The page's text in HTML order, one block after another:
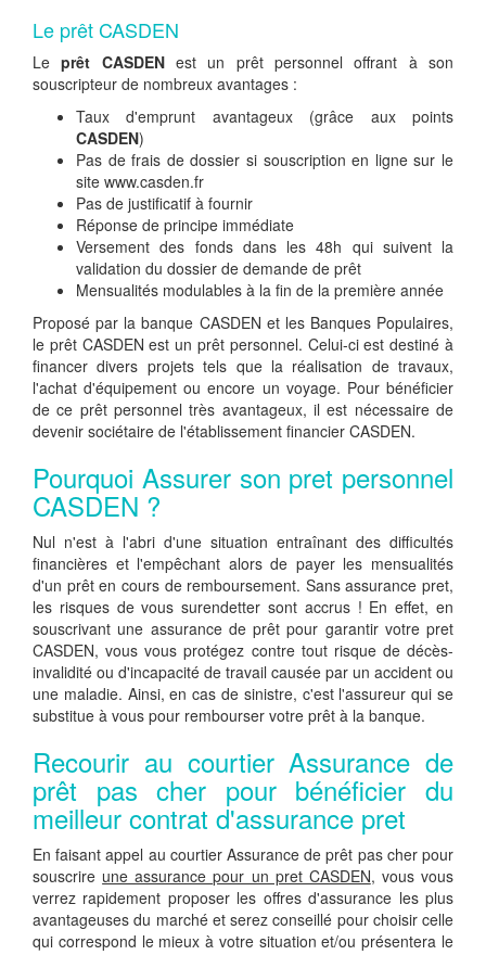
Le prêt CASDEN
Leprêt CASDENest un prêt personnel offrant à son
souscripteur de nombreux avantages :
Taux d'emprunt avantageux (grâce aux points
CASDEN)
Pas de frais de dossier si souscription en ligne sur le
site www.casden.fr
Pas de justificatif à fournir
Réponse de principe immédiate
Versement des fonds dans les 48h qui suivent la
validation du dossier de demande de prêt
Mensualités modulables à la fin de la première année
Proposé par la banque CASDEN et les Banques Populaires,
le prêt CASDEN est un prêt personnel. Celui-ci est destiné à
financer divers projets tels que la réalisation de travaux,
l'achat d'équipement ou encore un voyage. Pour bénéficier
de ce prêt personnel très avantageux, il est nécessaire de
devenir sociétaire de l'établissement financier CASDEN.
Pourquoi Assurer son pret personnel
CASDEN ?
Nul n'est à l'abri d'une situation entraînant des difficultés
financières et l'empêchant alors de payer les mensualités
d'un prêt en cours de remboursement. Sans assurance pret,
les risques de vous surendetter sont accrus ! En effet, en
souscrivant une assurance de prêt pour garantir votre pret
CASDEN, vous vous protégez contre tout risque de décès-
invalidité ou d'incapacité de travail causée par un accident ou
une maladie. Ainsi, en cas de sinistre, c'est l'assureur qui se
substitue à vous pour rembourser votre prêt à la banque.
Recourir au courtier Assurance de
prêt pas cher pour bénéficier du
meilleur contrat d'assurance pret
En faisant appel au courtier Assurance de prêt pas cher pour
souscrire une assurance pour un pret CASDEN, vous vous
verrez rapidement proposer les offres d'assurance les plus
avantageuses du marché et serez conseillé pour choisir celle
qui correspond le mieux à votre situation et/ou présentera le